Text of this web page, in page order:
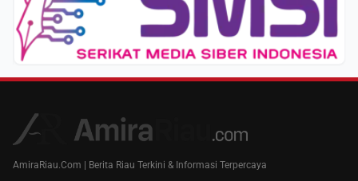
AmiraRiau.Com | Berita Riau Terkini & Informasi Terpercaya